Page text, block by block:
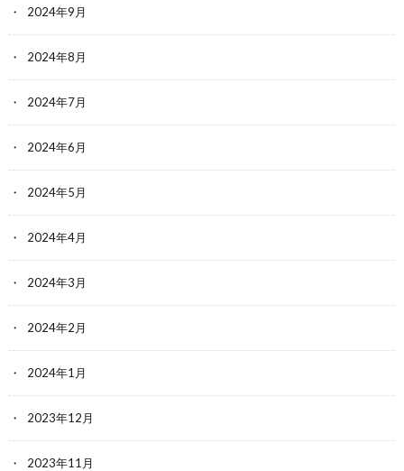
2024年9月
2024年8月
2024年7月
2024年6月
2024年5月
2024年4月
2024年3月
2024年2月
2024年1月
2023年12月
2023年11月